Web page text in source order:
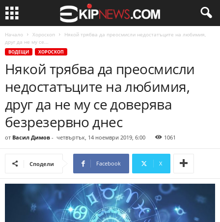
Начало Хороскоп
Някой трябва да преосмисли недостатъците на любимия,
друг да не му се...
ВОДЕЩИ ХОРОСКОП
Някой трябва да преосмисли
недостатъците на любимия,
друг да не му се доверява
безрезервно днес
от Васил Димов - четвъртък, 14 ноември 2019, 6:00 1061
Сподели Facebook X